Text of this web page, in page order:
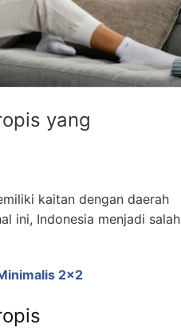
yang
kaitan dengan daerah
ini, Indonesia menjadi salah
2×2